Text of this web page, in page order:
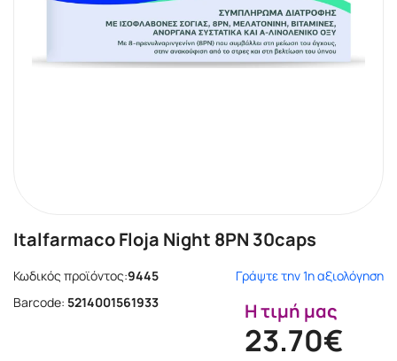
Italfarmaco Floja Night 8PN 30caps
Κωδικός προϊόντος:9445
Γράψτε την 1η αξιολόγηση
Barcode: 5214001561933 Η τιμή μας
23.70€